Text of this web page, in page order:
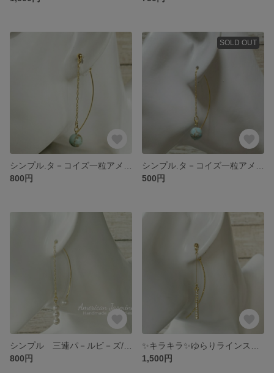
800円
SOLD OUT
500円
800円
1,500円